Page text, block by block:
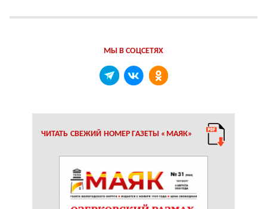
МЫ В СОЦСЕТЯХ
ЧИТАТЬ СВЕЖИЙ НОМЕР ГАЗЕТЫ «МАЯК»